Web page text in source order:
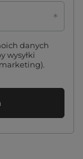
danych
wysyłki